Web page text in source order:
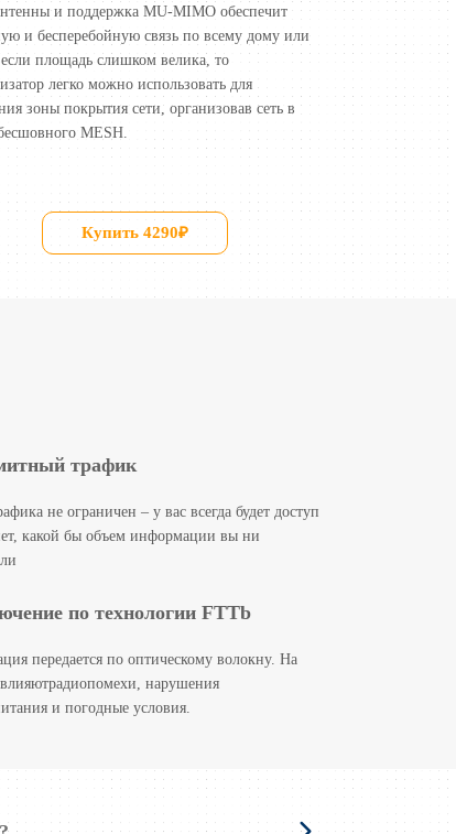
и поддержка MU-MIMO обеспечит
и бесперебойную связь по всему дому или
площадь слишком велика, то
легко можно использовать для
зоны покрытия сети, организовав сеть в
MESH.
Купить 4290₽
трафик
не ограничен – у вас всегда будет доступ
какой бы объем информации вы ни
по технологии FTTb
передается по оптическому волокну. На
влияютрадиопомехи, нарушения
и погодные условия.